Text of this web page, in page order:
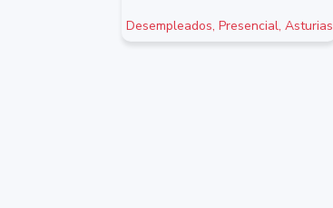
Desempleados, Presencial, Asturias